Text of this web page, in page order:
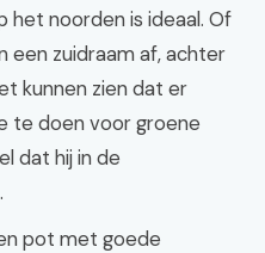
het noorden is ideaal. Of
een zuidraam af, achter
kunnen zien dat er
te doen voor groene
dat hij in de
pot met goede